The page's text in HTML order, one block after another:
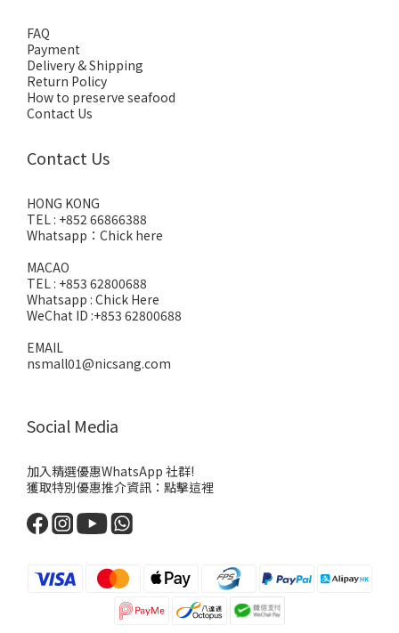
FAQ
Payment
Delivery & Shipping
Return Policy
How to preserve seafood
Contact Us
Contact Us
HONG KONG
TEL : +852 66866388
Whatsapp： Chick here
MACAO
TEL : +853 62800688
Whatsapp : Chick Here
WeChat ID :+853 62800688
EMAIL
nsmall01@nicsang.com
Social Media
加入精選優惠WhatsApp 社群!
獲取特別優惠推介資訊： 點擊這裡